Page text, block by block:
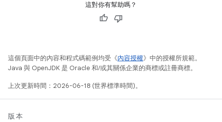
這對你有幫助嗎？
這個頁面中的內容和程式碼範例均受《內容授權》中的授權所規範。
Java 與 OpenJDK 是 Oracle 和/或其關係企業的商標或註冊商標。
上次更新時間：2026-06-18 (世界標準時間)。
版本